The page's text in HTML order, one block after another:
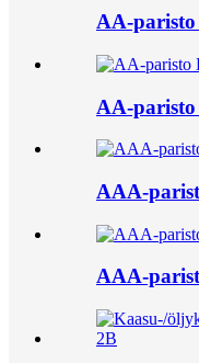
AA-paristo
AA-paristo
AAA-
AAA-